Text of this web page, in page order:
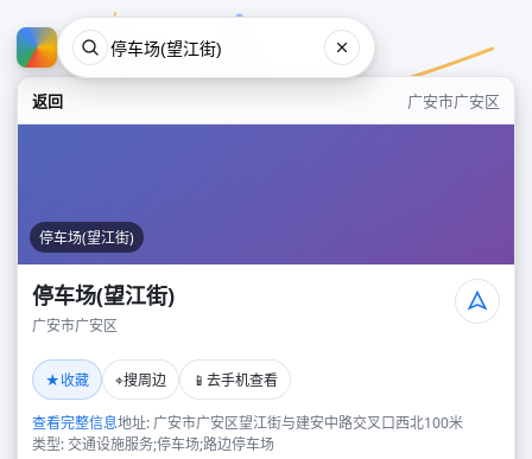
返回 广安市广安区
停车场(望江街)
停车场(望江街)
广安市广安区
★收藏 ⌖搜周边 📱 去手机查看
查看完整信息地址: 广安市广安区望江街与建安中路交叉口西北100米
类型: 交通设施服务;停车场;路边停车场